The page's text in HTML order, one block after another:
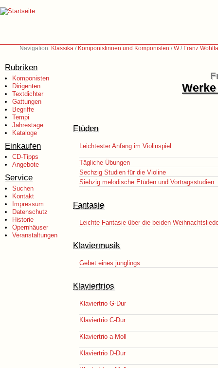
Navigation: Klassika / Komponistinnen und Komponisten /W/ Franz
Rubriken
Komponisten
Dirigenten
Textdichter
Gattungen
Begriffe
Tempi
Jahrestage
Kataloge
Einkaufen
CD-Tipps
Angebote
Service
Suchen
Kontakt
Impressum
Datenschutz
Historie
Opernhäuser
Veranstaltungen
Etüden
Leichtester Anfang im Violinspiel
Tägliche Übungen
Sechzig Studien für die Violine
Siebzig melodische Etüden und Vortragsstudien
Fantasie
Leichte Fantasie über die beiden
Klaviermusik
Gebet eines jünglings
Klaviertrios
Klaviertrio G-Dur
Klaviertrio C-Dur
Klaviertrio a-Moll
Klaviertrio D-Dur